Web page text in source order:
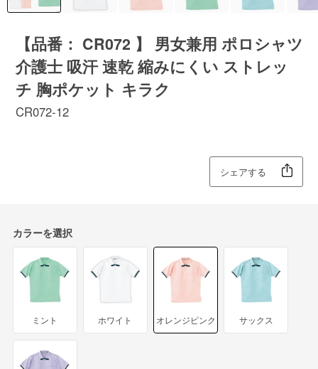
【品番： CR072 】 男女兼用 ポロシャツ
介護士 吸汗 速乾 縮みにくい ストレッ
チ 胸ポケット キラク
CR072-12
シェアする
カラーを選択
ミント ホワイト オレンジピンク サックス